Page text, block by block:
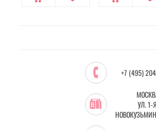
+7 (495)
УЛ. 1-Я